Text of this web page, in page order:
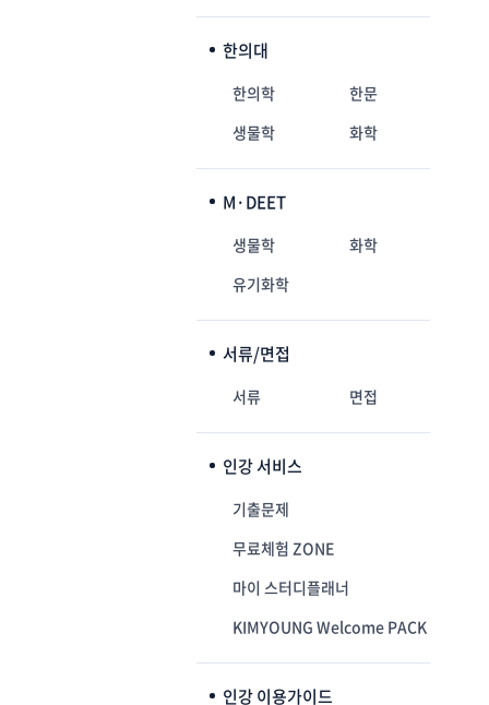
한의대
한의학
한문
생물학
화학
M·DEET
생물학
화학
유기화학
서류/면접
서류 면접
인강 서비스
기출문제
무료체험 ZONE
마이 스터디플래너
KIMYOUNG Welcome PACK
인강 이용가이드